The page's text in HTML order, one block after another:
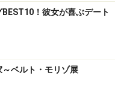
！彼女が喜ぶデート
ベルト・モリゾ展